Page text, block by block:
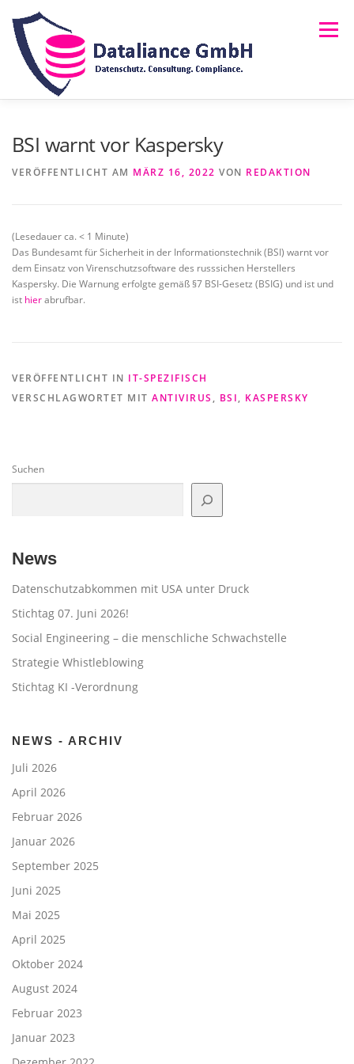
Inhalt
springen
Menü
BSI warnt vor Kaspersky
VERÖFFENTLICHT AM MÄRZ 16, 2022 VON REDAKTION
(Lesedauer ca. < 1 Minute)
Das Bundesamt für Sicherheit in der Informationstechnik (BSI) warnt vor
dem Einsatz von Virenschutzsoftware des russsichen Herstellers
Kaspersky. Die Warnung erfolgte gemäß §7 BSI-Gesetz (BSIG) und ist und
ist hierabrufbar.
VERÖFFENTLICHT IN IT-SPEZIFISCH
VERSCHLAGWORTET MIT ANTIVIRUS , BSI, KASPERSKY
Suchen
News
Datenschutzabkommen mit USA unter Druck
Stichtag 07. Juni 2026!
Social Engineering – die menschliche Schwachstelle
Strategie Whistleblowing
Stichtag KI -Verordnung
NEWS - ARCHIV
Juli 2026
April 2026
Februar 2026
Januar 2026
September 2025
Juni 2025
Mai 2025
April 2025
Oktober 2024
August 2024
Februar 2023
Januar 2023